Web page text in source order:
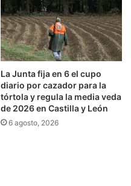
La Junta fija en 6 el cupo
diario por cazador para la
tórtola y regula la media veda
de 2026 en Castilla y León
6 agosto, 2026